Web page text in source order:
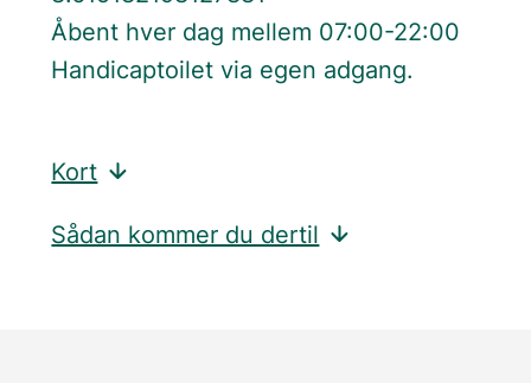
Åbent hver dag mellem 07:00-22:00
Handicaptoilet via egen adgang.
Kort
Sådan kommer du dertil